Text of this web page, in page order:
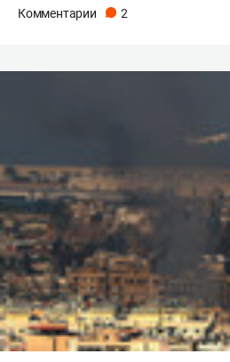
Комментарии 2